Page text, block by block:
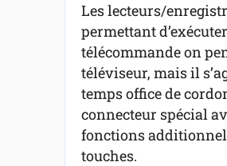
Les lecteurs/
permettant
télécommande on
téléviseur, mais il
temps office de
connecteur spécial
fonctions
touches.